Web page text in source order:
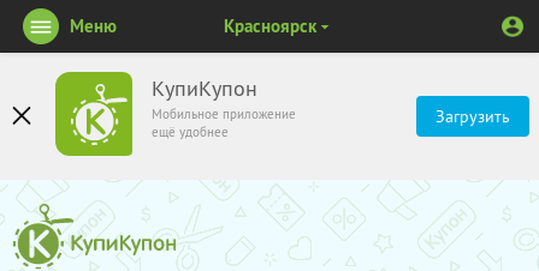
КупиКупон
Мобильное приложение
ещё удобнее
Загрузить
Меню Красноярск